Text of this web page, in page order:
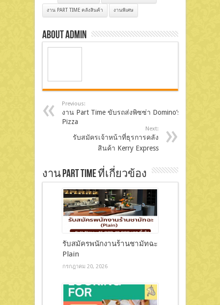
งาน PART TIME คลังสินค้า งานพิเศษ
About admin
Previous:
งาน Part Time ขับรถส่งพิซซ่า Domino’s
Pizza
Next:
รับสมัครเจ้าหน้าที่ธุรการคลัง
สินค้า Kerry Express
งาน Part Time ที่เกี่ยวข้อง
รับสมัครพนักงานร้านชามัทฉะ
Plain
กรกฎาคม 20, 2026